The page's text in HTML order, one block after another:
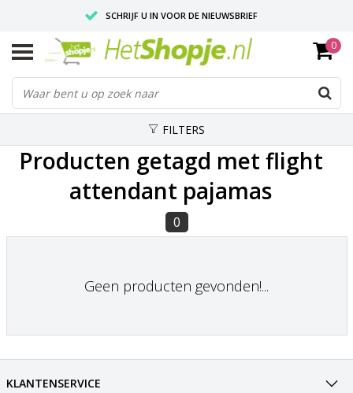
SCHRIJF U IN VOOR DE NIEUWSBRIEF
VOOR 18:00 BESTELD, IS ZELFDE DAG VERZONDEN
UITSTEKENDE PASVORM
0
FILTERS
Producten getagd met flight
attendant pajamas
0
Geen producten gevonden!...
KLANTENSERVICE